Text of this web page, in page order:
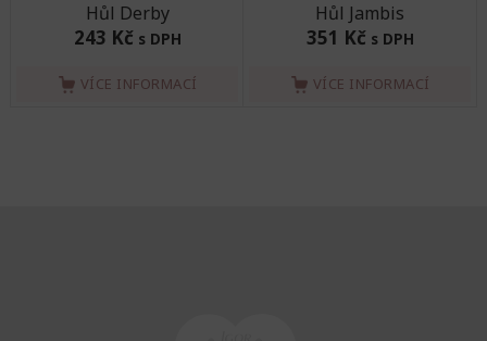
Hůl Derby
243 Kč s DPH
VÍCE INFORMACÍ
Hůl Jambis
351 Kč s DPH
VÍCE INFORMACÍ